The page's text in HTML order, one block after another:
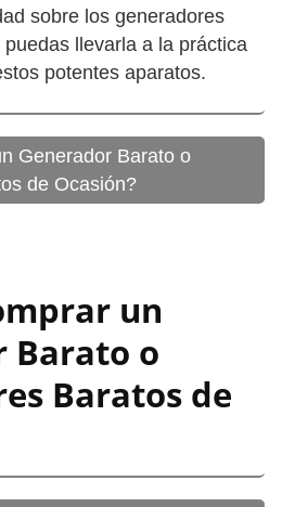
sobre los generadores
llevarla a la práctica
potentes aparatos.
Generador Barato o
de Ocasión?
un
Barato o
Baratos de